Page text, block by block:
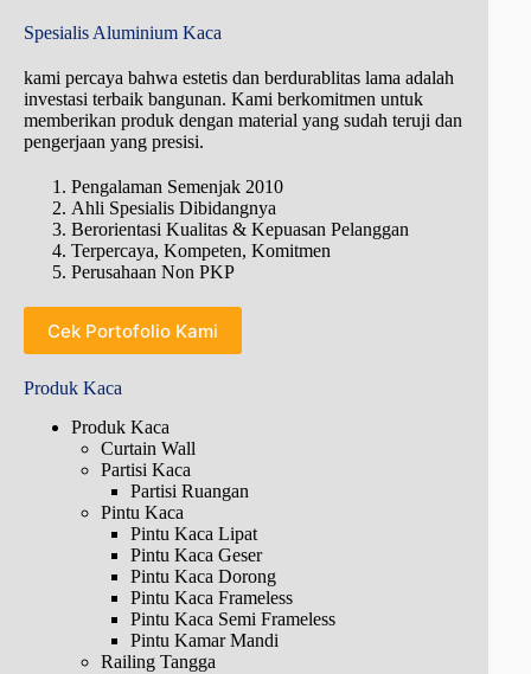
Spesialis Aluminium Kaca
kami percaya bahwa estetis dan berdurablitas lama adalah
investasi terbaik bangunan. Kami berkomitmen untuk
memberikan produk dengan material yang sudah teruji dan
pengerjaan yang presisi.
Pengalaman Semenjak 2010
Ahli Spesialis Dibidangnya
Berorientasi Kualitas & Kepuasan Pelanggan
Terpercaya, Kompeten, Komitmen
Perusahaan Non PKP
Cek Portofolio Kami
Produk Kaca
Produk Kaca
Curtain Wall
Partisi Kaca
Partisi Ruangan
Pintu Kaca
Pintu Kaca Lipat
Pintu Kaca Geser
Pintu Kaca Dorong
Pintu Kaca Frameless
Pintu Kaca Semi Frameless
Pintu Kamar Mandi
Railing Tangga